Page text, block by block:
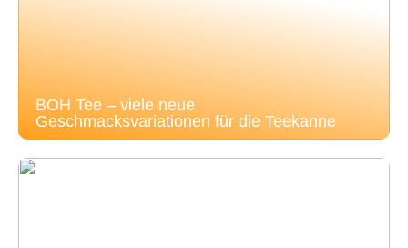
BOH Tee – viele neue
Geschmacksvariationen für die Teekanne